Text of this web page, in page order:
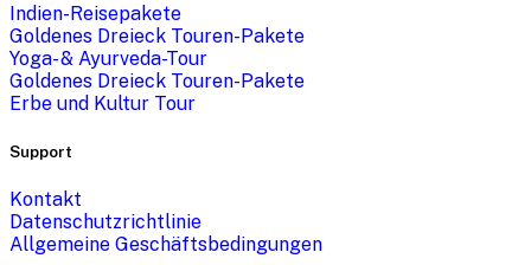
Indien-Reisepakete
Goldenes Dreieck Touren-Pakete
Yoga- & Ayurveda-Tour
Goldenes Dreieck Touren-Pakete
Erbe und Kultur Tour
Support
Kontakt
Datenschutzrichtlinie
Allgemeine Geschäftsbedingungen